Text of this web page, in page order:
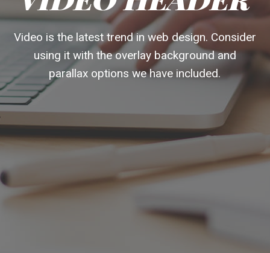
Video is the latest trend in web design. Consider
using it with the overlay background and
parallax options we have included.